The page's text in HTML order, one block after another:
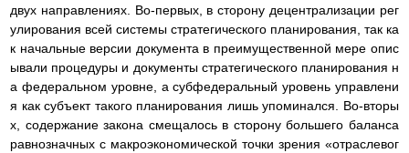
двух направлениях. Во-первых, в сторону децентрализации рег
улирования всей системы стратегического планирования, так ка
к начальные версии документа в преимущественной мере опис
ывали процедуры и документы стратегического планирования н
а федеральном уровне, а субфедеральный уровень управлени
я как субъект такого планирования лишь упоминался. Во-вторы
х, содержание закона смещалось в сторону большего баланса
равнозначных с макроэкономической точки зрения «отраслевог